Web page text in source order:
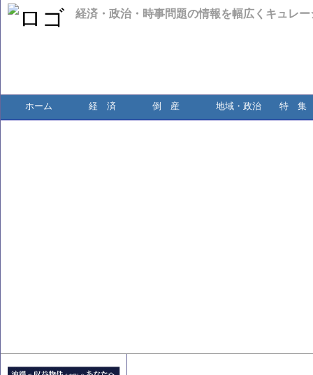
経済・政治・時事問題の情報を幅広くキュレ
ホーム 経 済 倒 産 地域・政治 特 集